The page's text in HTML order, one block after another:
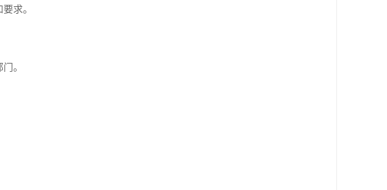
求。
。